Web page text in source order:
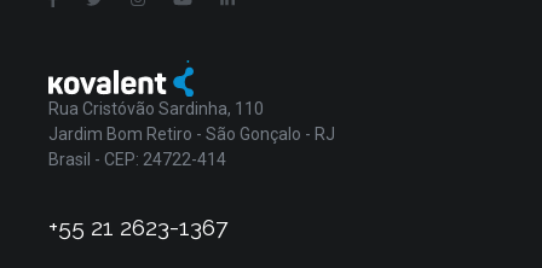
Rua Cristóvão Sardinha, 110
Jardim Bom Retiro - São Gonçalo - RJ
Brasil - CEP: 24722-414
+55 21 2623-1367